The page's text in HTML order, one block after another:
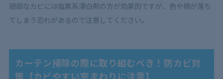
頑固なカビには塩素系漂白剤の方が効果的ですが、色や柄が落ち
てしまう恐れがあるので注意してください。
カーテン掃除の際に取り組むべき！防カビ対
策【カビやすい窓まわりに注意】